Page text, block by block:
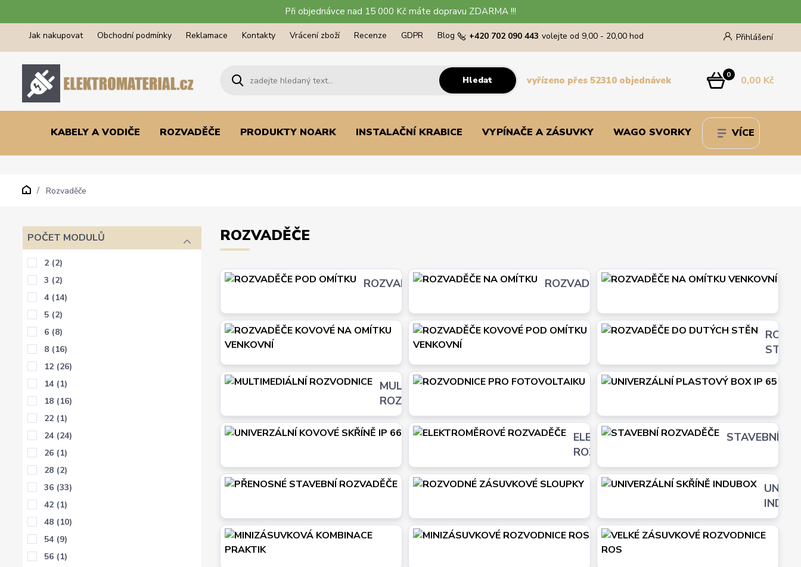
Při objednávce nad 15 000 Kč máte dopravu ZDARMA !!!
Jak nakupovat Obchodní podmínky Reklamace Kontakty Vrácení zboží Recenze GDPR Blog Přihlášení
Hledat
+420 702 090 443 volejte od 9,00 - 20,00 hod
0 0,00 Kč
vyřízeno přes 52310 objednávek
KABELY A VODIČE ROZVADĚČE PRODUKTY NOARK INSTALAČNÍ KRABICE VYPÍNAČE A ZÁSUVKY WAGO SVORKY VÍCE
Rozvaděče
ROZVADĚČE
ROZVADĚČE POD OMÍTKU ROZVADĚČE NA OMÍTKU
ROZVADĚČE KOVOVÉ NA
OMÍTKU VENKOVNÍ
ROZVADĚČE KOVOVÉ POD
STĚN
MULTIMEDIÁLNÍ
ROZVODNICE
ROZVODNICE PRO
UNIVERZÁLNÍ KOVOVÉ
ELEKTROMĚROVÉ
ROZVADĚČE
STAVEBNÍ
PŘENOSNÉ STAVEBNÍ
ROZVODNÉ ZÁSUVKOVÉ
MINIZÁSUVKOVÁ
MINIZÁSUVKOVÉ
ROZVODNICE ROS
POČET MODULŮ
2 (2)
3 (2)
4 (14)
5 (2)
6 (8)
8 (16)
12 (26)
14 (1)
18 (16)
22 (1)
24 (24)
26 (1)
28 (2)
36 (33)
42 (1)
48 (10)
54 (9)
56 (1)